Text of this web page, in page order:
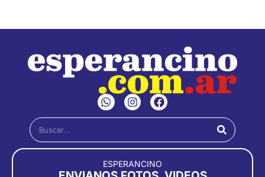
W
h
a
s
a
p
p
I
n
s
a
g
r
a
F
a
c
b
o
o
k
Buscar
ESPERANCINO